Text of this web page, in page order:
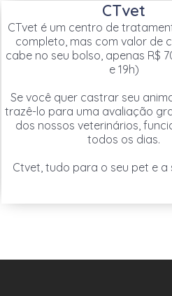
CTvet
CTvet é um centro de
completo, mas com valor de
cabe no seu bolso, apenas R$
e 19h)
Se você quer castrar seu
trazê-lo para uma avaliação
dos nossos veterinários,
todos os dias.
Ctvet, tudo para o seu pet e a